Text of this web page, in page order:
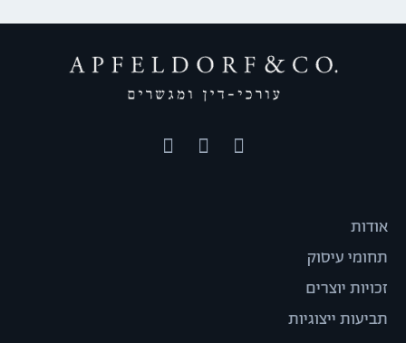
אודות
תחומי עיסוק
זכויות יוצרים
תביעות ייצוגיות